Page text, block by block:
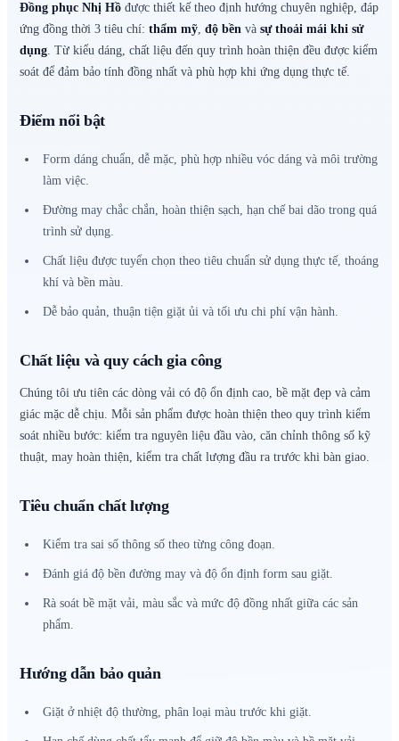
Đồng phục Nhị Hồ được thiết kế theo định hướng chuyên nghiệp, đáp
ứng đồng thời 3 tiêu chí: thẩm mỹ, độ bền và sự thoải mái khi sử
dụng. Từ kiểu dáng, chất liệu đến quy trình hoàn thiện đều được kiểm
soát để đảm bảo tính đồng nhất và phù hợp khi ứng dụng thực tế.
Điểm nổi bật
Form dáng chuẩn, dễ mặc, phù hợp nhiều vóc dáng và môi trường
làm việc.
Đường may chắc chắn, hoàn thiện sạch, hạn chế bai dão trong quá
trình sử dụng.
Chất liệu được tuyển chọn theo tiêu chuẩn sử dụng thực tế, thoáng
khí và bền màu.
Dễ bảo quản, thuận tiện giặt ủi và tối ưu chi phí vận hành.
Chất liệu và quy cách gia công
Chúng tôi ưu tiên các dòng vải có độ ổn định cao, bề mặt đẹp và cảm
giác mặc dễ chịu. Mỗi sản phẩm được hoàn thiện theo quy trình kiểm
soát nhiều bước: kiểm tra nguyên liệu đầu vào, căn chỉnh thông số kỹ
thuật, may hoàn thiện, kiểm tra chất lượng đầu ra trước khi bàn giao.
Tiêu chuẩn chất lượng
Kiểm tra sai số thông số theo từng công đoạn.
Đánh giá độ bền đường may và độ ổn định form sau giặt.
Rà soát bề mặt vải, màu sắc và mức độ đồng nhất giữa các sản
phẩm.
Hướng dẫn bảo quản
Giặt ở nhiệt độ thường, phân loại màu trước khi giặt.